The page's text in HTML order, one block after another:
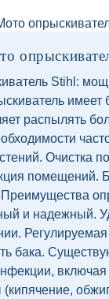
Stihl:
имеет
распылять
Очистка
помещений.
и надежный.
бака.
(кипячение,